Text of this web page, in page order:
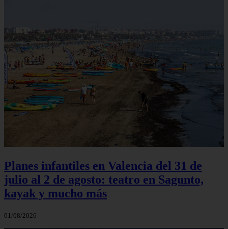
Planes infantiles en Valencia del 31 de
julio al 2 de agosto: teatro en Sagunto,
kayak y mucho más
01/08/2026